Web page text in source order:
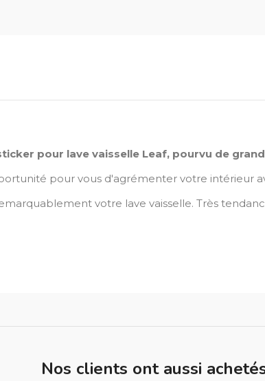
pour lave vaisselle Leaf, pourvu de
pour vous d'agrémenter votre intérieur
votre lave vaisselle. Très
Nos clients ont aussi